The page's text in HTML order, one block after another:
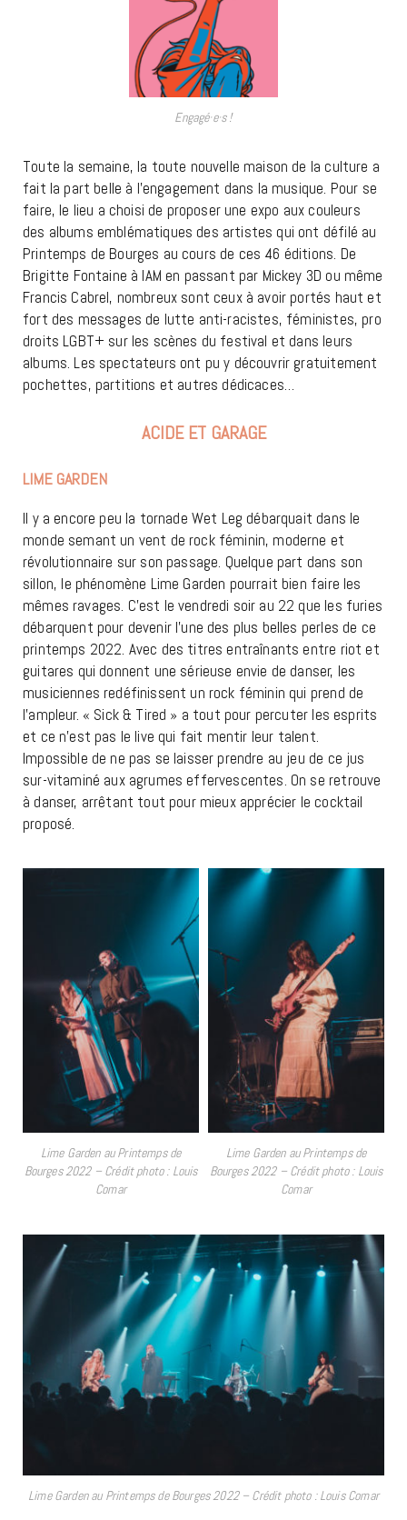
Engagé·e·s !
Toute la semaine, la toute nouvelle maison de la culture a
fait la part belle à l’engagement dans la musique. Pour se
faire, le lieu a choisi de proposer une expo aux couleurs
des albums emblématiques des artistes qui ont défilé au
Printemps de Bourges au cours de ces 46 éditions. De
Brigitte Fontaine à IAM en passant par Mickey 3D ou même
Francis Cabrel, nombreux sont ceux à avoir portés haut et
fort des messages de lutte anti-racistes, féministes, pro
droits LGBT+ sur les scènes du festival et dans leurs
albums. Les spectateurs ont pu y découvrir gratuitement
pochettes, partitions et autres dédicaces…
ACIDE ET GARAGE
LIME GARDEN
Il y a encore peu la tornade Wet Leg débarquait dans le
monde semant un vent de rock féminin, moderne et
révolutionnaire sur son passage. Quelque part dans son
sillon, le phénomène Lime Garden pourrait bien faire les
mêmes ravages. C’est le vendredi soir au 22 que les furies
débarquent pour devenir l’une des plus belles perles de ce
printemps 2022. Avec des titres entraînants entre riot et
guitares qui donnent une sérieuse envie de danser, les
musiciennes redéfinissent un rock féminin qui prend de
l’ampleur. « Sick & Tired » a tout pour percuter les esprits
et ce n’est pas le live qui fait mentir leur talent.
Impossible de ne pas se laisser prendre au jeu de ce jus
sur-vitaminé aux agrumes effervescentes. On se retrouve
à danser, arrêtant tout pour mieux apprécier le cocktail
proposé.
Lime Garden au Printemps de
Bourges 2022 – Crédit photo : Louis
Comar
Lime Garden au Printemps de
Bourges 2022 – Crédit photo : Louis
Comar
Lime Garden au Printemps de Bourges 2022 – Crédit photo : Louis Comar